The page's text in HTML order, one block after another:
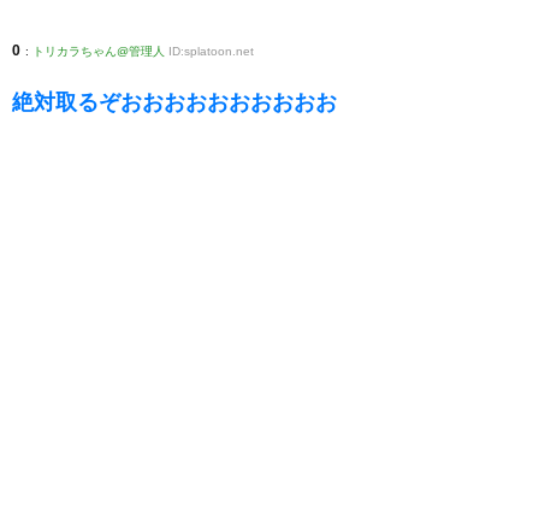
0 : トリカラちゃん@管理人 ID:splatoon.net
絶対取るぞおおおおおおおおおお